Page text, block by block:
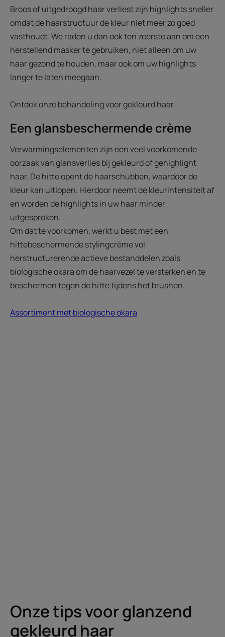
Broos of uitgedroogd haar verliest zijn highlights sneller
omdat de haarstructuur de kleur niet meer zo goed
vasthoudt. We raden u dan ook ten zeerste aan om een
herstellend masker te gebruiken, niet alleen om uw
haar gezond te houden, maar ook om uw highlights
langer te laten meegaan.
Ontdek onze behandeling voor gekleurd haar
Een glansbeschermende crème
Verwarmingselementen zijn een veel voorkomende
oorzaak van glansverlies bij gekleurd of gehighlight
haar. De hitte opent de haarschubben, waardoor de
kleur kan uitlopen. Hierdoor neemt de kleurintensiteit af
en worden de highlights in uw haar minder
uitgesproken.
Om dat te voorkomen, werkt u best met een
hittebeschermende stylingcrème vol
herstructurerende actieve bestanddelen zoals
biologische okara om de haarvezel te versterken en te
beschermen tegen de hitte tijdens het brushen.
Assortiment met biologische okara
Onze tips voor glanzend
gekleurd haar